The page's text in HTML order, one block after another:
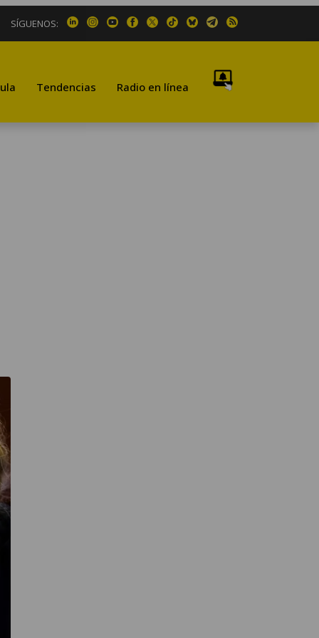
SÍGUENOS:
Tendencias Radio en línea